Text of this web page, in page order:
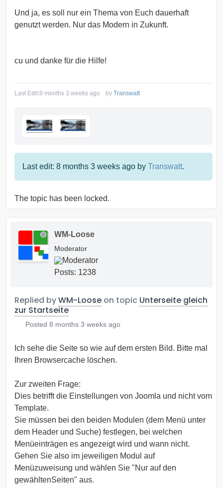
Und ja, es soll nur ein Thema von Euch dauerhaft
genutzt werden. Nur das Modern in Zukunft.
cu und danke für die Hilfe!
Last Edit:8 months 3 weeks ago by Transwatt
Last edit: 8 months 3 weeks ago by Transwatt.
The topic has been locked.
WM-Loose
Moderator
Posts: 1238
Replied byWM-Loose on topic Unterseite gleich
zur Startseite
Posted 8 months 3 weeks ago
Ich sehe die Seite so wie auf dem ersten Bild. Bitte mal
Ihren Browsercache löschen.
Zur zweiten Frage:
Dies betrifft die Einstellungen von Joomla und nicht vom
Template.
Sie müssen bei den beiden Modulen (dem Menü unter
dem Header und Suche) festlegen, bei welchen
Menüeinträgen es angezeigt wird und wann nicht.
Gehen Sie also im jeweiligen Modul auf
Menüzuweisung und wählen Sie "Nur auf den
gewähltenSeiten" aus.